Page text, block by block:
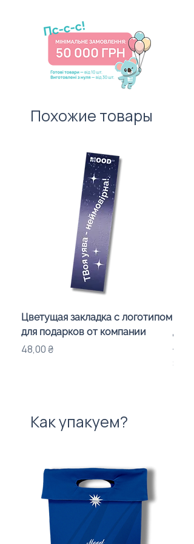
святковий настрій адресату. І не
забудьте про листівку —
важливий атрибут першого
враження!
100 штук без врахування
вартості нанесення.
Похожие товары
Цветущая закладка с логотипом
для подарков от компании
Цена
48,00 ₴
для
Цена
Как упакуем?